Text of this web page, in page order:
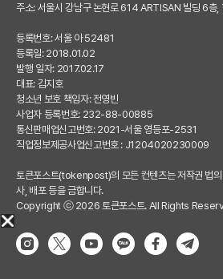
주소: 서울시 강남구 논현로 614 ARTISAN 빌딩 6층,
등록번호: 서울 아 52481
등록일: 2018.01.02
발행 일자: 2017.02.17
대표: 김지호
청소년 보호 책임자: 전영빈
사업자 등록번호: 232-88-00885
통신판매업신고번호: 2021-서울 영등포-2531
직업정보제공사업신고번호 : J1204020230009
토큰포스트(tokenpost)의 모든 컨텐츠는 저작권 법의
사, 배포 등을 금합니다.
Copyright ⓒ 2026 토큰포스트. All Rights